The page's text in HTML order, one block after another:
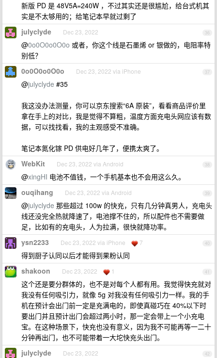
新版 PD 是 48V5A=240W ，不过其实还是很尴尬，给台式机其
实是不太够用的；给笔记本早就过剩了
36
julyclyde Dec 23, 2022
@0o0O0o0O0o 或者，你这个线是石墨烯 or 银做的，电阻率特
别低？
37
0o0O0o0O0o Dec 23, 2022 via iPhone
@julyclyde #35
我这没办法测量，你可以京东搜索“6A 原装”，看看商品评价里
拿在手上的对比，我是觉得不算粗，温度方面充电头网应该有数
据，可以找找看，我的主观感受不准确。
笔记本氮化镓 PD 供电好几年了，便携太爽了。
38
WebKit Dec 23, 2022 via Android
@xingHI 电池不值钱，一个手机基本也不会用这么久。
39
ouqihang Dec 23, 2022 via Android
@julyclyde 那些超过 100w 的快充，只有几分钟真男人，充电头
线还没完全热就降速了，电池撑不住的，所以配件也不需要做
足，比如有的充电头，人为拉满，很快就降功率。
40
ysn2233 Dec 23, 2022 via iPhone 7
得到厨子认同以后才能得到果粉认同
41
shakoon Dec 23, 2022 1
这个还是要分群体的，也不是对每个人都有用。我觉得快充就对
我没有任何吸引力，就像 5g 对我没有任何吸引力一样。我的手
机在预计会出门前一定是充满电的，即使真碰巧在 40%以下时
要出门并且预计出门会超过两小时，那一定会带上一个小充电
宝。在这种场景下，快充也没有意义，因为我不可能再等一二十
分钟再出门，也不可能带着一大坨快充头出门。
42
julyclyde Dec 23, 2022